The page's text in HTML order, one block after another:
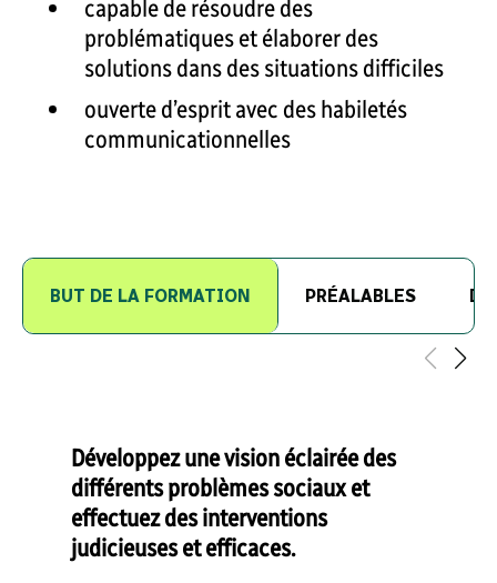
capable de résoudre des
problématiques et élaborer des
solutions dans des situations difficiles
ouverte d’esprit avec des habiletés
communicationnelles
BUT DE LA FORMATION PRÉALABLES
Développez une vision éclairée des
différents problèmes sociaux et
effectuez des interventions
judicieuses et efficaces.